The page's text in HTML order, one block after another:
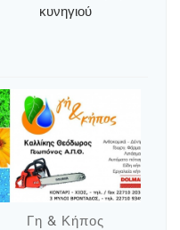
κυνηγιού
Γη & Κήπος